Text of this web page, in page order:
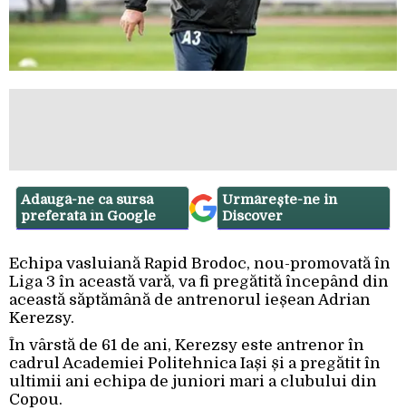
Adaugă-ne ca sursă
preferată în Google
Urmărește-ne in
Discover
Echipa vasluiană Rapid Brodoc, nou-promovată în
Liga 3 în această vară, va fi pregătită începând din
această săptămână de antrenorul ieșean Adrian
Kerezsy.
În vârstă de 61 de ani, Kerezsy este antrenor în
cadrul Academiei Politehnica Iași și a pregătit în
ultimii ani echipa de juniori mari a clubului din
Copou.